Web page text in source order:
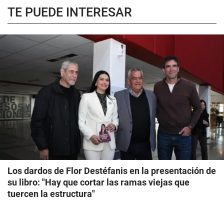
TE PUEDE INTERESAR
Los dardos de Flor Destéfanis en la presentación de
su libro: "Hay que cortar las ramas viejas que
tuercen la estructura"